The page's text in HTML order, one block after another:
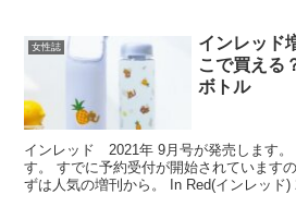
女性誌
インレッ
こで買える
ボトル
インレッド 2021年 9月号が発売します。
す。 すでに予約受付が開始されています
ずは人気の増刊から。 In Red(インレッド